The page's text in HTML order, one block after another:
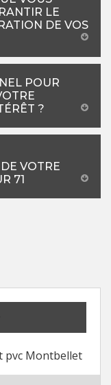
LE
DE VOS
POUR
?
VOTRE
71
pvc Montbellet